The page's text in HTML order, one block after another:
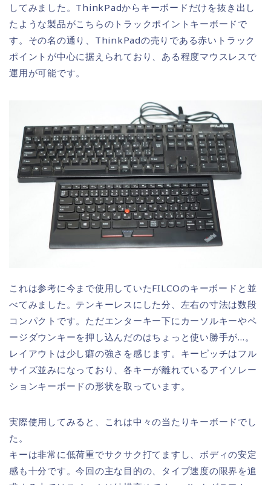
してみました。ThinkPadからキーボードだけを抜き出し
たような製品がこちらのトラックポイントキーボードで
す。その名の通り、ThinkPadの売りである赤いトラック
ポイントが中心に据えられており、ある程度マウスレスで
運用が可能です。
これは参考に今まで使用していたFILCOのキーボードと並
べてみました。テンキーレスにした分、左右の寸法は数段
コンパクトです。ただエンターキー下にカーソルキーやペ
ージダウンキーを押し込んだのはちょっと使い勝手が…。
レイアウトは少し癖の強さを感じます。キーピッチはフル
サイズ並みになっており、各キーが離れているアイソレー
ションキーボードの形状を取っています。
実際使用してみると、これは中々の当たりキーボードでし
た。
キーは非常に低荷重でサクサク打てますし、ボディの安定
感も十分です。今回の主な目的の、タイプ速度の限界を追